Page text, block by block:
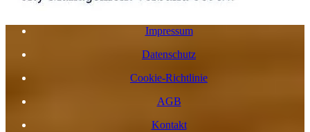
Impressum
Datenschutz
Cookie-Richtlinie
AGB
Kontakt